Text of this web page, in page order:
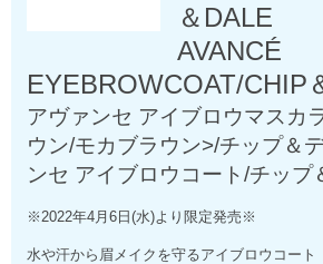
＆DALE
AVANCÉ
EYEBROWCOAT/CHIP
アヴァンセ アイブロウマスカ
ウン/モカブラウン>/チップ＆
ンセ アイブロウコート/チップ
※2022年4月6日(水)より限定発売※
水や汗から眉メイクを守るアイブロウコート